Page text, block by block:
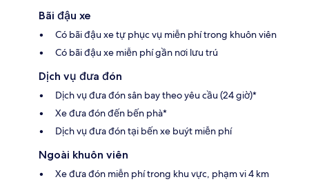
Bãi đậu xe
Có bãi đậu xe tự phục vụ miễn phí trong khuôn viên
Có bãi đậu xe miễn phí gần nơi lưu trú
Dịch vụ đưa đón
Dịch vụ đưa đón sân bay theo yêu cầu (24 giờ)*
Xe đưa đón đến bến phà*
Dịch vụ đưa đón tại bến xe buýt miễn phí
Ngoài khuôn viên
Xe đưa đón miễn phí trong khu vực, phạm vi 4 km